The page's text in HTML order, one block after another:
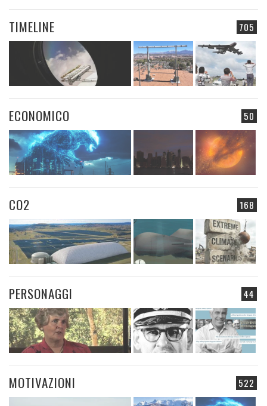
705
TIMELINE
50
ECONOMICO
168
CO2
44
PERSONAGGI
522
MOTIVAZIONI